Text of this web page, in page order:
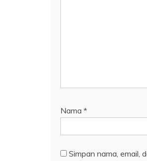
Nama *
Simpan nama, email,